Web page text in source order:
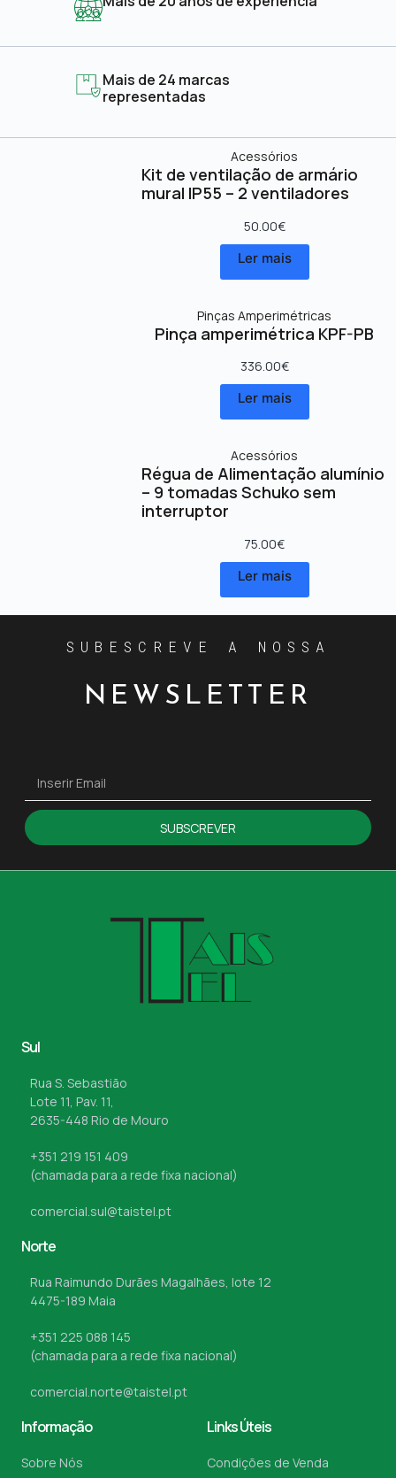
Mais de 24 marcas
representadas
Acessórios
Kit de ventilação de armário
mural IP55 – 2 ventiladores
50.00€
Ler mais
Pinças Amperimétricas
Pinça amperimétrica KPF-PB
336.00€
Ler mais
Acessórios
Régua de Alimentação alumínio
– 9 tomadas Schuko sem
interruptor
75.00€
Ler mais
SUBESCREVE A NOSSA
NEWSLETTER
SUBSCREVER
Sul
Rua S. Sebastião
Lote 11, Pav. 11,
2635-448 Rio de Mouro
+351 219 151 409
(chamada para a rede fixa nacional)
comercial.sul@taistel.pt
Norte
Rua Raimundo Durães Magalhães, lote 12
4475-189 Maia
+351 225 088 145
(chamada para a rede fixa nacional)
comercial.norte@taistel.pt
Informação
Sobre Nós
Links Úteis
Condições de Venda